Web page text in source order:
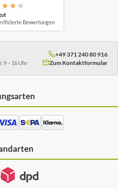
★ ★ ★
Bewertungen
9 – 16 Uhr
+49 371 240 80 916
Zum Kontaktformular